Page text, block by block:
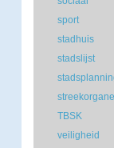
sport
stadhuis
stadslijst
TBSK
veiligheid